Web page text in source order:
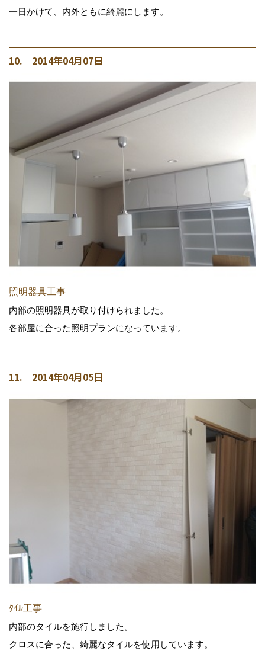
一日かけて、内外ともに綺麗にします。
10. 2014年04月07日
照明器具工事
内部の照明器具が取り付けられました。
各部屋に合った照明プランになっています。
11. 2014年04月05日
ﾀｲﾙ工事
内部のタイルを施行しました。
クロスに合った、綺麗なタイルを使用しています。